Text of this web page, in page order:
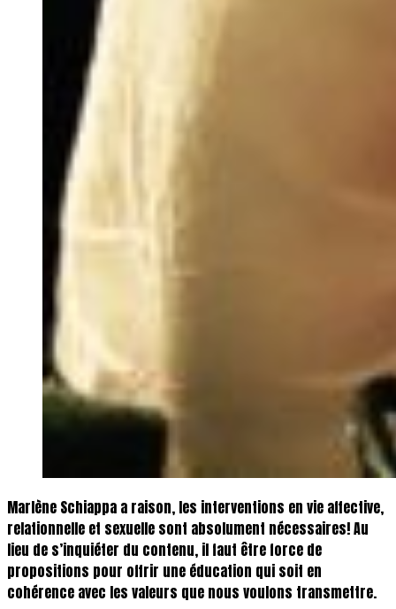
Marlène Schiappa a raison, les interventions en vie affective,
relationnelle et sexuelle sont absolument nécessaires! Au
lieu de s’inquiéter du contenu, il faut être force de
propositions pour offrir une éducation qui soit en
cohérence avec les valeurs que nous voulons transmettre.